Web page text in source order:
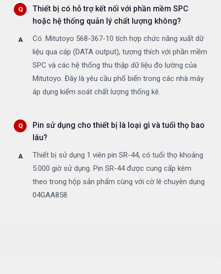
Thiết bị có hỗ trợ kết nối với phần mềm SPC
hoặc hệ thống quản lý chất lượng không?
Có. Mitutoyo 568-367-10 tích hợp chức năng xuất dữ
liệu qua cáp (DATA output), tương thích với phần mềm
SPC và các hệ thống thu thập dữ liệu đo lường của
Mitutoyo. Đây là yêu cầu phổ biến trong các nhà máy
áp dụng kiểm soát chất lượng thống kê.
Pin sử dụng cho thiết bị là loại gì và tuổi thọ bao
lâu?
Thiết bị sử dụng 1 viên pin SR-44, có tuổi thọ khoảng
5.000 giờ sử dụng. Pin SR-44 được cung cấp kèm
theo trong hộp sản phẩm cùng với cờ lê chuyên dụng
04GAA858.